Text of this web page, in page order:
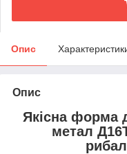
Опис
Опис
Якісна форма
метал